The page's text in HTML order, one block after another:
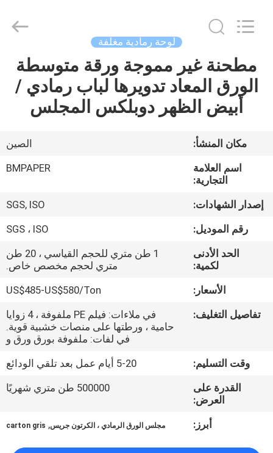
المنزل
المنتجات
معلومات
جولة
المصنع
مراقبة
الجودة
BMPAPER
CO.,LTD.
لوحة رمادية مغلفة
مطحنة غير مموجة ورقة متوسطة
الورق المعاد تدويرها لباب رمادي /
أبيض الظهر دوبلكس المجلس
مكان المنشأ:
الصين
اسم العلامة
التجارية:
BMPAPER
إصدار الشهادات:
SGS, ISO
رقم الموديل:
SGS ، ISO
الحد الأدنى
لكمية:
1 طن متري للحجم القياسي ، 20 طن
متري لحجم مخصص خاص.
الأسعار:
US$485-US$580/Ton
تفاصيل التغليف:
في ملاءات: فيلم PE ملفوفة ، 4 زوايا
حامية ، ورطتها على منصات خشبية قوية.
في لفات: ملفوفة بورق ورق و
وقت التسليم:
5-20 أيام عمل بعد تلقي الودائع
القدرة على
العرض:
500000 طن متري شهريًا
أبرز: مجلس الورق الرمادي ، الكرتون جريس,
carton gris